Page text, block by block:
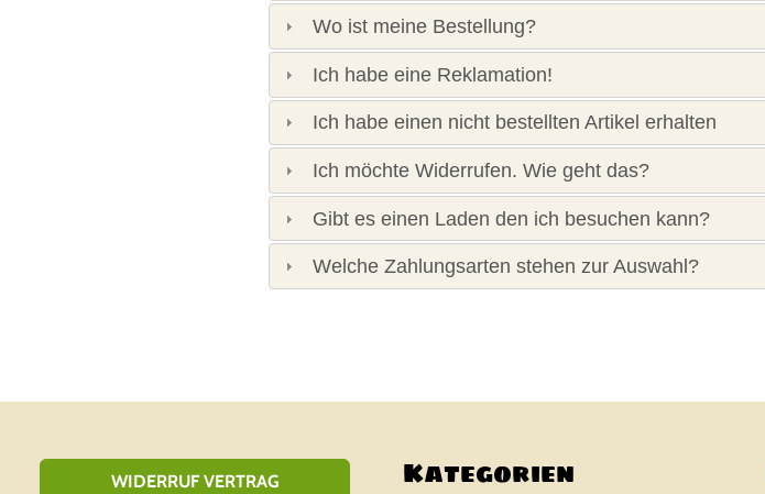
Wo ist meine Bestellung?
Ich habe eine Reklamation!
Ich habe einen nicht bestellten Artikel erhalten
Ich möchte Widerrufen. Wie geht das?
Gibt es einen Laden den ich besuchen kann?
Welche Zahlungsarten stehen zur Auswahl?
WIDERRUF VERTRAG Kategorien